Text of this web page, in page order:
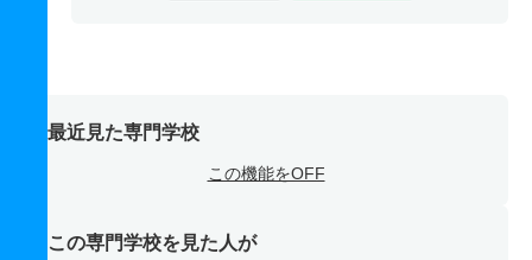
最近見た専門学校
この機能をOFF
この専門学校を見た人が